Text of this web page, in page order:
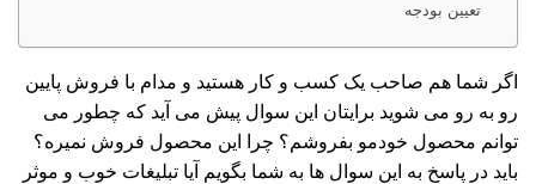
تعیین بودجه
اگر شما هم صاحب یک کسب و کار هستید و مدام با فروش پایین
رو به رو می شوید برایتان این سوال پیش می آید که چطور می
توانم محصول خودمو بفروشم؟ چرا این محصول فروش نمیره؟
باید در پاسخ به این سوال ها به شما بگویم آیا تبلیغات خوب و موثر